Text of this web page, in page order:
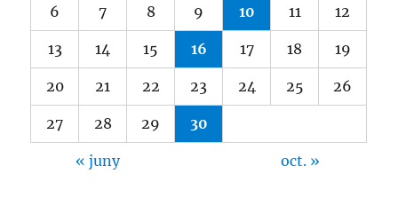
6 7 8 9 10 11 12
13 14 15 16 17 18 19
20 21 22 23 24 25 26
27 28 29 30
« juny oct. »